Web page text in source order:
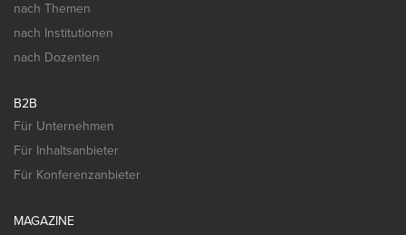
nach Themen
nach Institutionen
nach Dozenten
B2B
Für Unternehmen
Für Inhaltsanbieter
Für Konferenzanbieter
MAGAZINE